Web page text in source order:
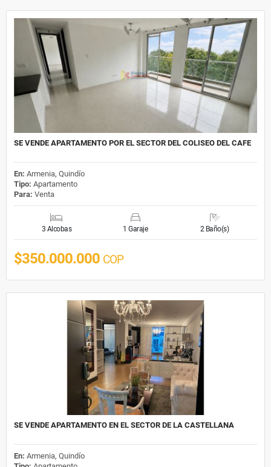
SE VENDE APARTAMENTO POR EL SECTOR DEL COLISEO DEL CAFE
En: Armenia, Quindío
Tipo: Apartamento
Para: Venta
3 Alcobas 1 Garaje 2 Baño(s)
$350.000.000 COP
SE VENDE APARTAMENTO EN EL SECTOR DE LA CASTELLANA
En: Armenia, Quindío